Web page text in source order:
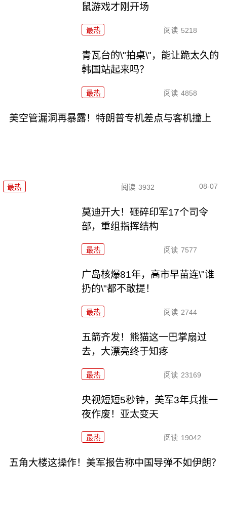
鼠游戏才刚开场
最热 阅读 5218
青瓦台的\"拍桌\"，能让跪太久的
韩国站起来吗？
最热 阅读 4858
美空管漏洞再暴露！特朗普专机差点与客机撞上
最热 阅读 3932 08-07
莫迪开大！砸碎印军17个司令
部，重组指挥结构
最热 阅读 7577
广岛核爆81年，高市早苗连\"谁
扔的\"都不敢提！
最热 阅读 2744
五箭齐发！熊猫这一巴掌扇过
去，大漂亮终于知疼
最热 阅读 23169
央视短短5秒钟，美军3年兵推一
夜作废！亚太变天
最热 阅读 19042
五角大楼这操作！美军报告称中国导弹不如伊朗？